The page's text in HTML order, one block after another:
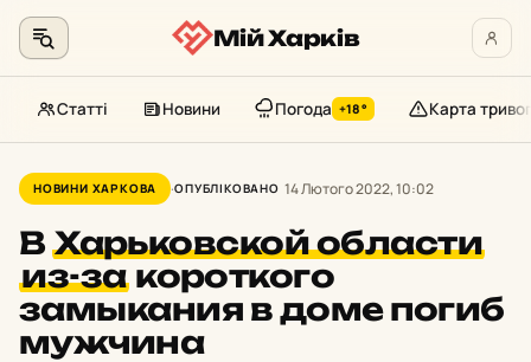
до
контенту
Мій Харків
Статті Новини Погода +18° Карта тривог
НОВИНИ ХАРКОВА ОПУБЛІКОВАНО 14 Лютого 2022, 10:02
В Харьковской области
из-закороткого
замыкания в доме погиб
мужчина